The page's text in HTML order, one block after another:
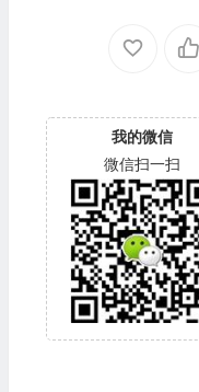
我的微信
微信扫一扫